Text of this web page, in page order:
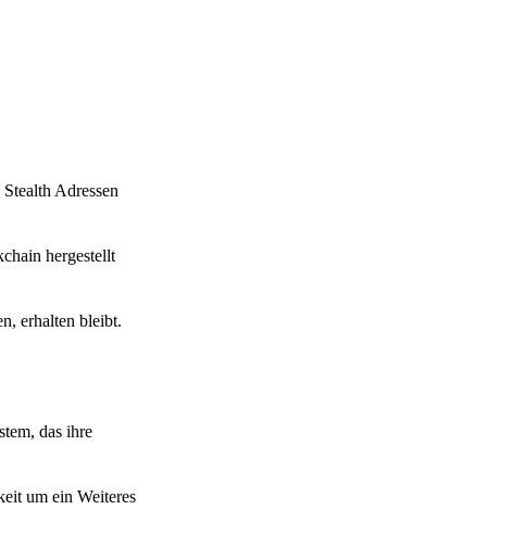
Adressen
hergestellt
erhalten bleibt.
das ihre
um ein Weiteres